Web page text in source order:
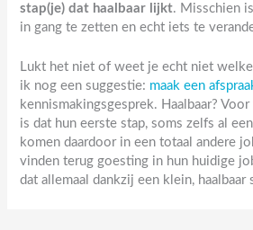
stap(je) dat haalbaar lijkt. Misschien
in gang te zetten en echt iets te
Lukt het niet of weet je echt niet
ik nog een suggestie: maak een
kennismakingsgesprek. Haalbaar?
is dat hun eerste stap, soms zelfs al
komen daardoor in een totaal andere
vinden terug goesting in hun huidige
dat allemaal dankzij een klein, haalbaar